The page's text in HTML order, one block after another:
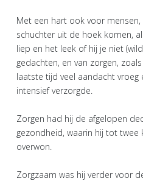
Met een hart ook voor
schuchter uit de hoek komen,
liep en het leek of hij je niet
gedachten, en van zorgen,
laatste tijd veel aandacht vroeg
intensief verzorgde.
Zorgen had hij de afgelopen
gezondheid, waarin hij tot
overwon.
Zorgzaam was hij verder voor